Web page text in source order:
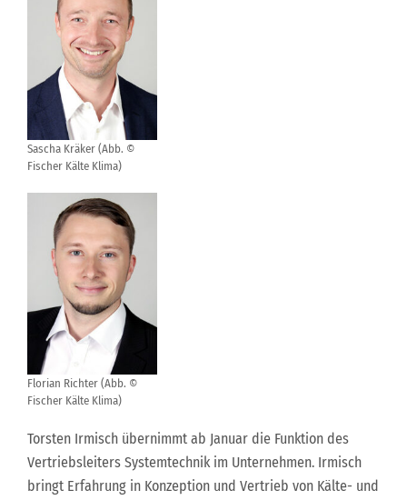
Sascha Kräker (Abb. ©
Fischer Kälte Klima)
Florian Richter (Abb. ©
Fischer Kälte Klima)
Torsten Irmisch übernimmt ab Januar die Funktion des
Vertriebsleiters Systemtechnik im Unternehmen. Irmisch
bringt Erfahrung in Konzeption und Vertrieb von Kälte- und